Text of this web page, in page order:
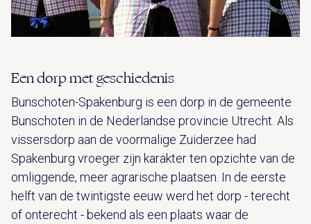
Een dorp met geschiedenis
Bunschoten-Spakenburg is een dorp in de gemeente
Bunschoten in de Nederlandse provincie Utrecht. Als
vissersdorp aan de voormalige Zuiderzee had
Spakenburg vroeger zijn karakter ten opzichte van de
omliggende, meer agrarische plaatsen. In de eerste
helft van de twintigste eeuw werd het dorp - terecht
of onterecht - bekend als een plaats waar de